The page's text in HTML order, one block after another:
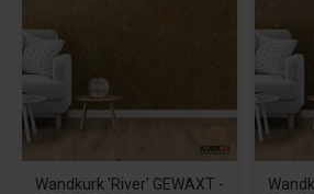
Wandkurk 'River' GEWAXT -